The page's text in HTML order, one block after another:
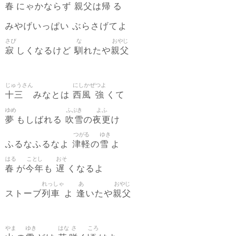
春 にゃかならず 親父は帰 る
みやげいっぱい ぶらさげてよ
寂
さび
しくなるけど馴
な
れたや親父
おやじ
十三
じゅうさん
みなとは 西風
にしかぜ
強
つよ
くて
夢
ゆめ
もしばれる 吹雪
ふぶき
の夜更
よふ
け
ふるなふるなよ 津軽
つがる
の雪
ゆき
よ
春
はる
が今年
ことし
も 遅
おそ
くなるよ
ストーブ列車
れっしゃ
よ 逢
あ
いたや親父
おやじ
やま ゆき はな さ ころ